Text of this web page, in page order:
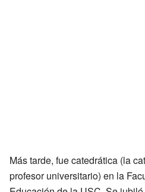
Más tarde, fue catedrática (la
profesor universitario) en la